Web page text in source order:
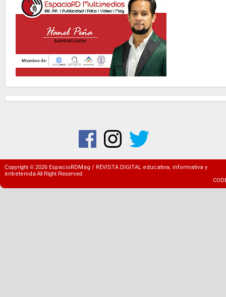
Copyright © 2026 EspacioRDMag / REVISTA DIGITAL educativa, informativa y
entretenidaAll Right Reserved